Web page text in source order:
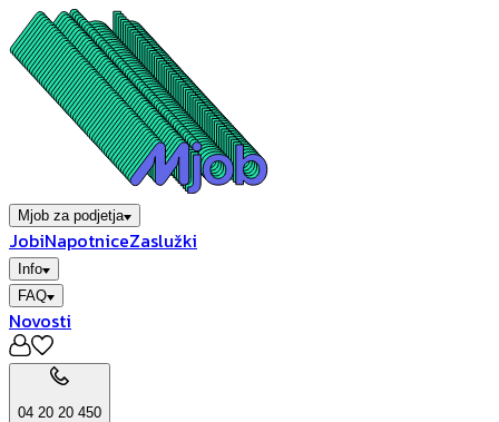
Mjob za podjetja
JobiNapotniceZaslužki
Info
FAQ
Novosti
04 20 20 450